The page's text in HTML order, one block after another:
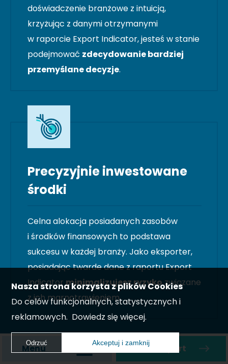
doświadczenie branżowe z intuicją,
krzyżując z danymi otrzymanymi
w raporcie Export Indicator, jesteś w stanie
podejmować zdecydowanie bardziej
przemyślane decyzje.
Precyzyjnie inwestowane
środki
Celna alokacja posiadanych zasobów
i środków finansowych to podstawa
sukcesu w każdej branży. Jako eksporter,
posiadając twarde dane z raportu Export
Indicatorminimalizujesz ryzykozwiązane
z ich marnotrawieniem.
Menu Zamów raport
Nasza strona korzysta z plików Cookies
Do celów funkcjonalnych, statystycznych i
reklamowych. Dowiedz się więcej.
Odrzuć Akceptuj i zamknij
Akceptuj i zamknij